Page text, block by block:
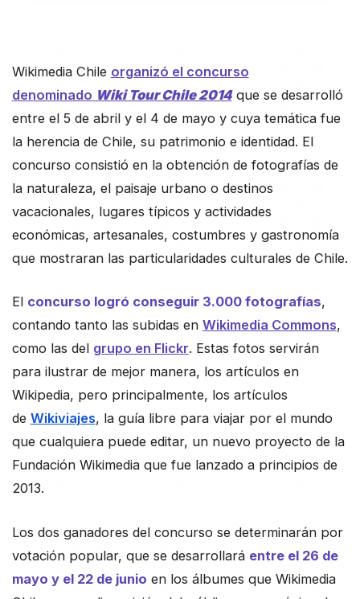
Wikimedia Chile organizó el concurso
denominado Wiki Tour Chile 2014que se desarrolló
entre el 5 de abril y el 4 de mayo y cuya temática fue
la herencia de Chile, su patrimonio e identidad. El
concurso consistió en la obtención de fotografías de
la naturaleza, el paisaje urbano o destinos
vacacionales, lugares típicos y actividades
económicas, artesanales, costumbres y gastronomía
que mostraran las particularidades culturales de Chile.
El concurso logró conseguir 3.000 fotografías,
contando tanto las subidas en Wikimedia Commons,
como las del grupo en Flickr. Estas fotos servirán
para ilustrar de mejor manera, los artículos en
Wikipedia, pero principalmente, los artículos
de Wikiviajes, la guía libre para viajar por el mundo
que cualquiera puede editar, un nuevo proyecto de la
Fundación Wikimedia que fue lanzado a principios de
2013.
Los dos ganadores del concurso se determinarán por
votación popular, que se desarrollará entre el 26 de
mayo y el 22 de junio en los álbumes que Wikimedia